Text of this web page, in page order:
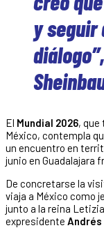
y seguir
El Mundial 2026, que
México, contempla
un encuentro en
junio en Guadalajara
De concretarse la
viaja a México como
junto a la reina
expresidente Andrés